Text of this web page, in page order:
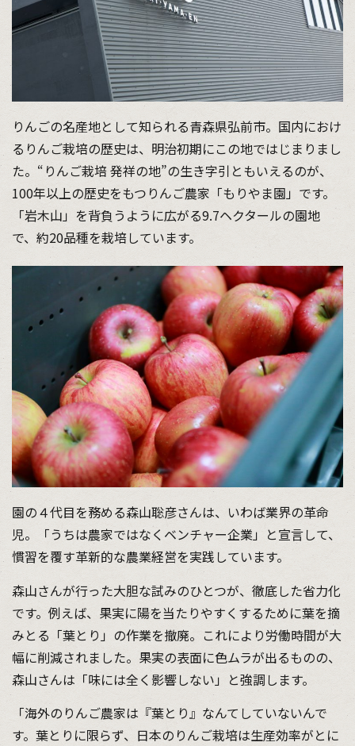
りんごの名産地として知られる青森県弘前市。国内におけ
るりんご栽培の歴史は、明治初期にこの地ではじまりまし
た。“りんご栽培 発祥の地”の生き字引ともいえるのが、
100年以上の歴史をもつりんご農家「もりやま園」です。
「岩木山」を背負うように広がる9.7ヘクタールの園地
で、約20品種を栽培しています。
園の４代目を務める森山聡彦さんは、いわば業界の革命
児。「うちは農家ではなくベンチャー企業」と宣言して、
慣習を覆す革新的な農業経営を実践しています。
森山さんが行った大胆な試みのひとつが、徹底した省力化
です。例えば、果実に陽を当たりやすくするために葉を摘
みとる「葉とり」の作業を撤廃。これにより労働時間が大
幅に削減されました。果実の表面に色ムラが出るものの、
森山さんは「味には全く影響しない」と強調します。
「海外のりんご農家は『葉とり』なんてしていないんで
す。葉とりに限らず、日本のりんご栽培は生産効率がとに